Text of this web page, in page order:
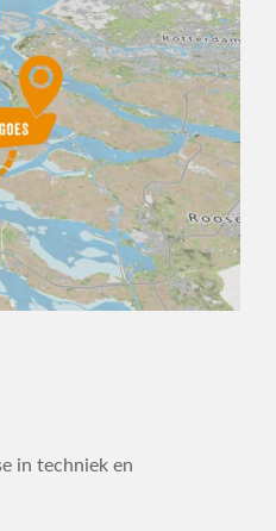
in techniek en